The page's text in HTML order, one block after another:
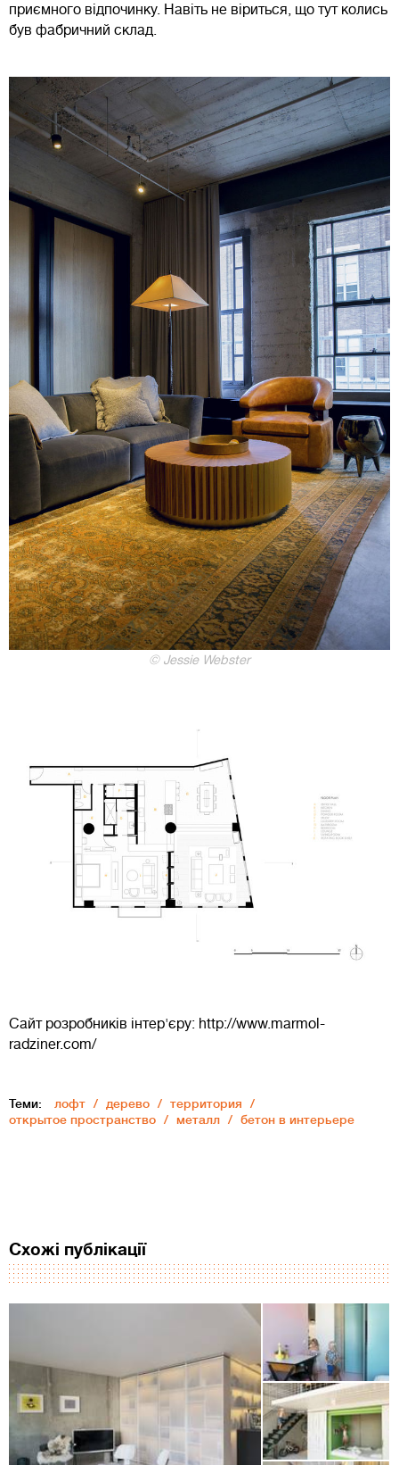
приємного відпочинку. Навіть не віриться, що тут колись
був фабричний склад.
© Jessie Webster
Сайт розробників інтер'єру: http://www.marmol-
radziner.com/
Теми: лофт дерево
территория
открытое пространство
металл бетон в интерьере
Схожі публікації